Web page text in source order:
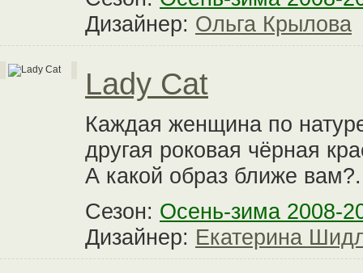
Дизайнер: Ольга Крылова
Lady Cat
Каждая женщина по
другая роковая чёрная
А какой образ ближе
Сезон: Осень-зима 2008-
Дизайнер: Екатерина